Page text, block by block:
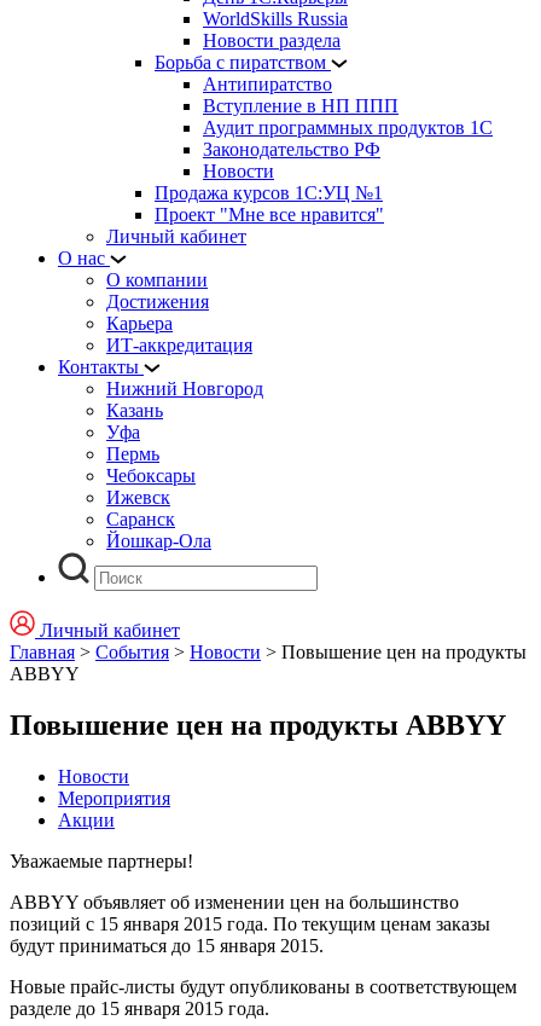
WorldSkills Russia
Новости раздела
Борьба с пиратством
Антипиратство
Вступление в НП ППП
Аудит программных продуктов 1С
Законодательство РФ
Новости
Продажа курсов 1С:УЦ №1
Проект "Мне все нравится"
Личный кабинет
О нас
О компании
Достижения
Карьера
ИТ-аккредитация
Контакты
Нижний Новгород
Казань
Уфа
Пермь
Чебоксары
Ижевск
Саранск
Йошкар-Ола
Личный кабинет
Главная > События > Новости > Повышение цен на продукты
ABBYY
Повышение цен на продукты ABBYY
Новости
Мероприятия
Акции
Уважаемые партнеры!
ABBYY объявляет об изменении цен на большинство
позиций с 15 января 2015 года. По текущим ценам заказы
будут приниматься до 15 января 2015.
Новые прайс-листы будут опубликованы в соответствующем
разделе до 15 января 2015 года.